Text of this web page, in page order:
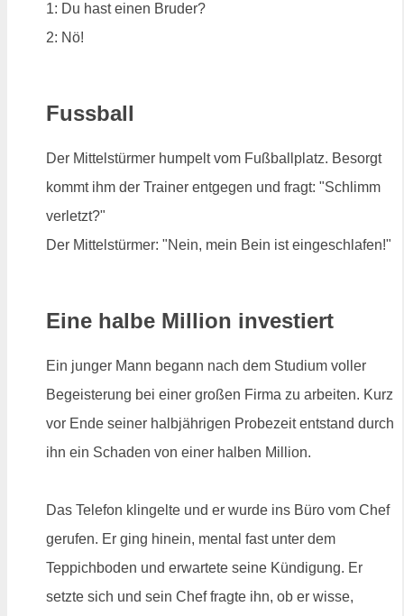
1: Du hast einen Bruder?
2: Nö!
Fussball
Der Mittelstürmer humpelt vom Fußballplatz. Besorgt
kommt ihm der Trainer entgegen und fragt: "Schlimm
verletzt?"
Der Mittelstürmer: "Nein, mein Bein ist eingeschlafen!"
Eine halbe Million investiert
Ein junger Mann begann nach dem Studium voller
Begeisterung bei einer großen Firma zu arbeiten. Kurz
vor Ende seiner halbjährigen Probezeit entstand durch
ihn ein Schaden von einer halben Million.
Das Telefon klingelte und er wurde ins Büro vom Chef
gerufen. Er ging hinein, mental fast unter dem
Teppichboden und erwartete seine Kündigung. Er
setzte sich und sein Chef fragte ihn, ob er wisse,